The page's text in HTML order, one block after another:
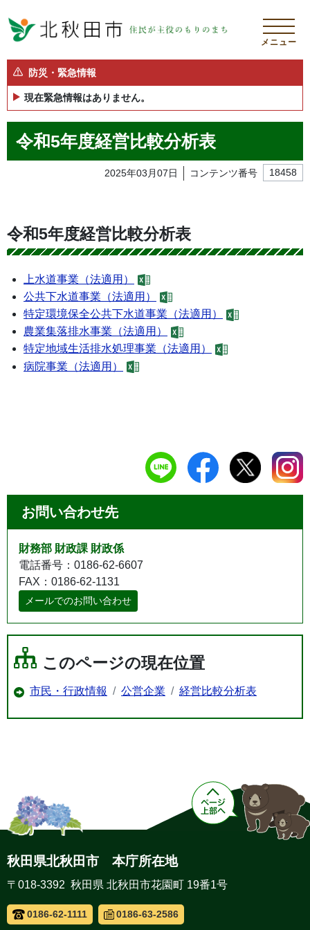
メニュー
防災・緊急情報
現在緊急情報はありません。
令和5年度経営比較分析表
2025年03月07日 コンテンツ番号 18458
令和5年度経営比較分析表
上水道事業（法適用）
公共下水道事業（法適用）
特定環境保全公共下水道事業（法適用）
農業集落排水事業（法適用）
特定地域生活排水処理事業（法適用）
病院事業（法適用）
お問い合わせ先
財務部 財政課 財政係
電話番号：0186-62-6607
FAX：0186-62-1131
メールでのお問い合わせ
このページの現在位置
市民・行政情報 公営企業 経営比較分析表
秋田県北秋田市 本庁所在地
〒018-3392 秋田県 北秋田市花園町 19番1号
0186-62-1111 0186-63-2586